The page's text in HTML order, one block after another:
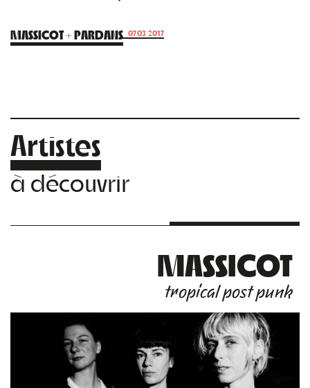
MASSICOT + PARDANS 07.03.2017
Artistes
à découvrir
MASSICOT
tropical post punk